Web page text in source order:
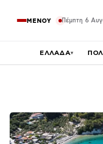
ΜΕΝΟΥ Πέμπτη 6
ΕΛΛΑΔΑ▾